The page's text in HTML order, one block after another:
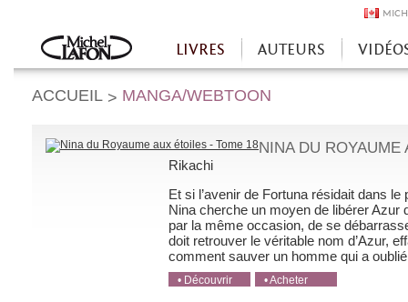
Accueil
LIVRES AUTEURS
ACCUEIL > MANGA/WEBTOON
NINA DU
Rikachi
Et si l’avenir de Fortuna résidait dans
Nina cherche un moyen de libérer Azur
par la même occasion, de se
doit retrouver le véritable nom d’Azur,
comment sauver un homme qui a
• Découvrir
• Acheter